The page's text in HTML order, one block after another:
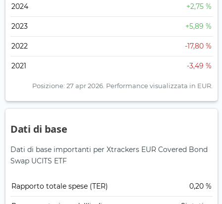
2024 +2,75 %
2023 +5,89 %
2022 -17,80 %
2021 -3,49 %
Posizione: 27 apr 2026. Performance visualizzata in EUR.
Dati di base
Dati di base importanti per Xtrackers EUR Covered Bond
Swap UCITS ETF
Rapporto totale spese (TER) 0,20 %